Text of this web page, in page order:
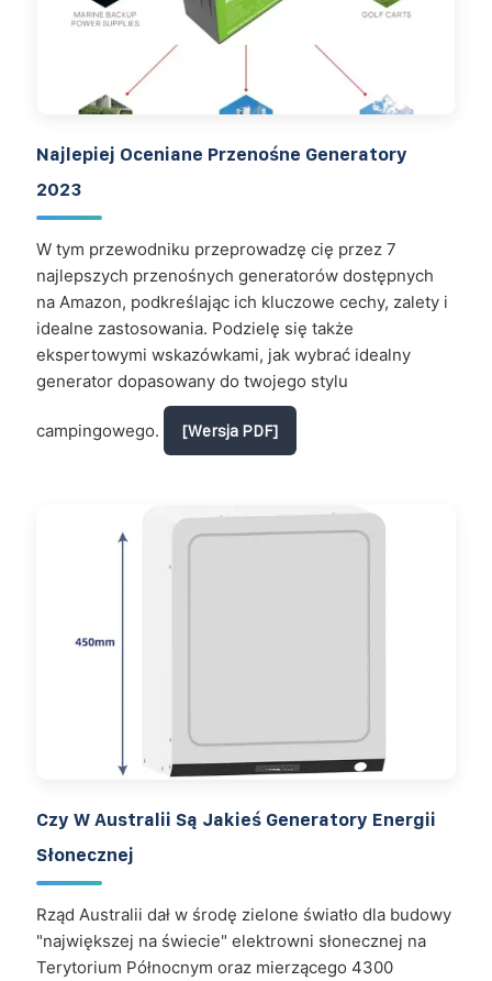
Najlepiej Oceniane Przenośne Generatory
2023
W tym przewodniku przeprowadzę cię przez 7
najlepszych przenośnych generatorów dostępnych
na Amazon, podkreślając ich kluczowe cechy, zalety i
idealne zastosowania. Podzielę się także
ekspertowymi wskazówkami, jak wybrać idealny
generator dopasowany do twojego stylu
campingowego. [Wersja PDF]
Czy W Australii Są Jakieś Generatory Energii
Słonecznej
Rząd Australii dał w środę zielone światło dla budowy
"największej na świecie" elektrowni słonecznej na
Terytorium Północnym oraz mierzącego 4300